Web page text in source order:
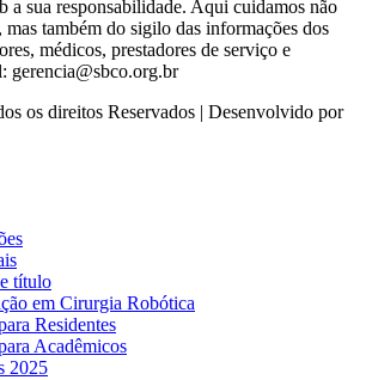
a sua responsabilidade. Aqui cuidamos não
mas também do sigilo das informações dos
médicos, prestadores de serviço e
gerencia@sbco.org.br
os direitos Reservados | Desenvolvido por
título
em Cirurgia Robótica
Residentes
Acadêmicos
2025